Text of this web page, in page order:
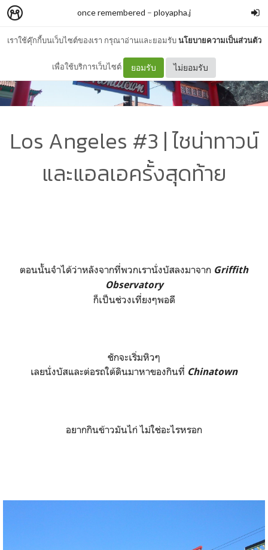
เราใช้คุ๊กกี้บนเว็บไซต์ของเรา กรุณาอ่านและยอมรับนโยบายความเป็นส่วนตัว
เพื่อใช้บริการเว็บไซต์ ยอมรับ ไม่ยอมรับ
once remembered – ployapha.j
Los Angeles #3 | ไชน่าทาวน์
และแอลเอครั้งสุดท้าย
ตอนนั้นจำได้ว่าหลังจากที่พวกเรานั่งบัสลงมาจาก Griffith
Observatory
ก็เป็นช่วงเที่ยงๆพอดี
ชักจะเริ่มหิวๆ
เลยนั่งบัสและต่อรถใต้ดินมาหาของกินที่ Chinatown
อยากกินข้าวมันไก่ ไม่ใช่อะไรหรอก